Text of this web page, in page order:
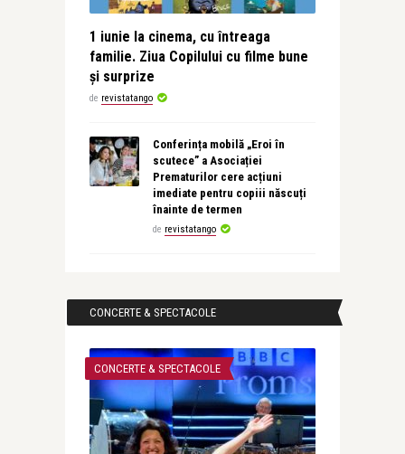
1 iunie la cinema, cu întreaga
familie. Ziua Copilului cu filme bune
și surprize
de revistatango
Conferința mobilă „Eroi în
scutece” a Asociației
Prematurilor cere acțiuni
imediate pentru copiii născuți
înainte de termen
de revistatango
CONCERTE & SPECTACOLE
CONCERTE & SPECTACOLE